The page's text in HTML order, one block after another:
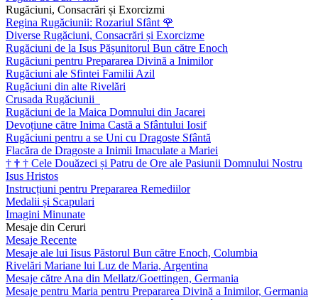
Rugăciuni, Consacrări și Exorcizmi
Regina Rugăciunii: Rozariul Sfânt 🌹
Diverse Rugăciuni, Consacrări și Exorcizme
Rugăciuni de la Isus Pășunitorul Bun către Enoch
Rugăciuni pentru Prepararea Divină a Inimilor
Rugăciuni ale Sfintei Familii Azil
Rugăciuni din alte Rivelări
Crusada Rugăciunii
Rugăciuni de la Maica Domnului din Jacarei
Devoțiune către Inima Castă a Sfântului Iosif
Rugăciuni pentru a se Uni cu Dragoste Sfântă
Flacăra de Dragoste a Inimii Imaculate a Mariei
† † † Cele Douăzeci și Patru de Ore ale Pasiunii Domnului Nostru
Isus Hristos
Instrucțiuni pentru Prepararea Remediilor
Medalii și Scapulari
Imagini Minunate
Mesaje din Ceruri
Mesaje Recente
Mesaje ale lui Iisus Păstorul Bun către Enoch, Columbia
Rivelări Mariane lui Luz de Maria, Argentina
Mesaje către Ana din Mellatz/Goettingen, Germania
Mesaje pentru Maria pentru Prepararea Divină a Inimilor, Germania